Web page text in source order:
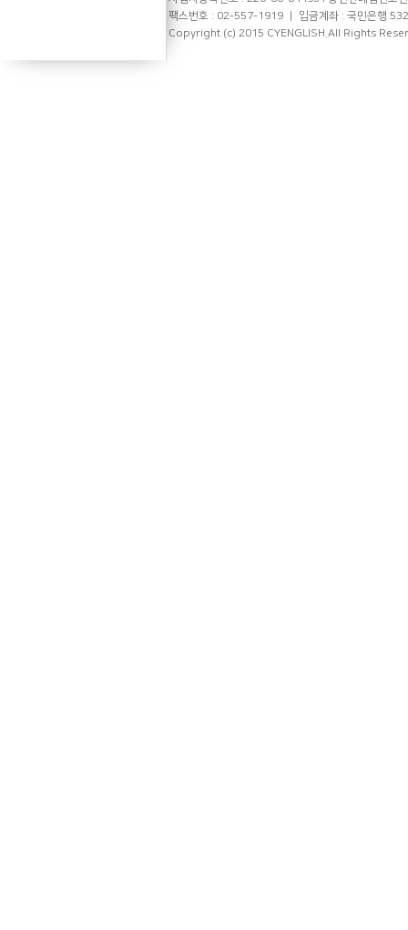
팩스번호 : 02-557-1919 ㅣ 입금계좌 : 국민은행
Copyright (c) 2015 CYENGLISH.All Rights